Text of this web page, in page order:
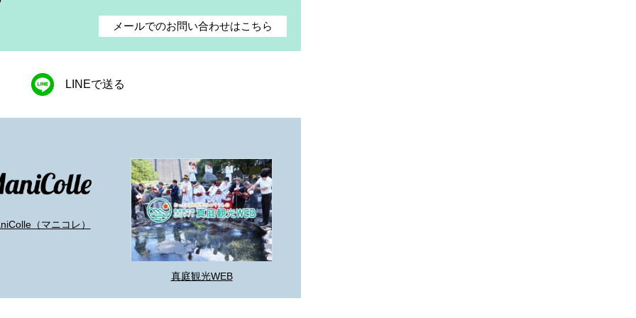
メールでのお問い合わせはこちら
LINEで送る
（マニコレ）
真庭観光WEB